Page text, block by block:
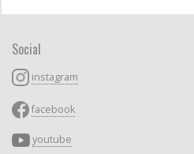
Social
instagram
facebook
youtube